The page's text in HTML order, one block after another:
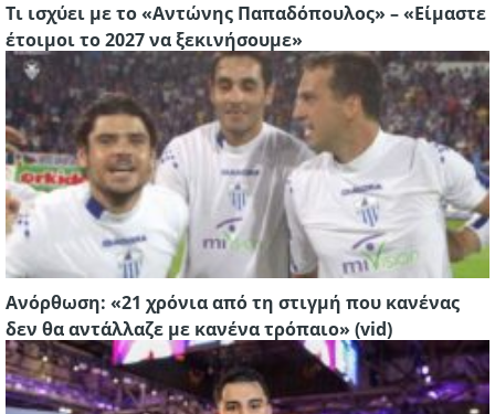
Τι ισχύει με το «Αντώνης Παπαδόπουλος» – «Eίμαστε
έτοιμοι το 2027 να ξεκινήσουμε»
Ανόρθωση: «21 χρόνια από τη στιγμή που κανένας
δεν θα αντάλλαζε με κανένα τρόπαιο» (vid)